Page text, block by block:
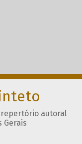
autoral
Gerais